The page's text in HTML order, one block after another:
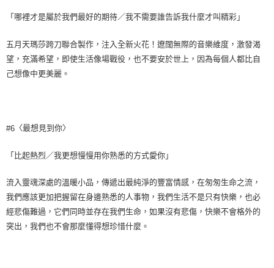
「哪裡才是屬於我們最好的期待／我不需要誰告訴我什麼才叫精彩」
五月天瑪莎跨刀聯合製作，注入全新火花！遼闊無際的音樂維度，激發渴
望，充滿希望，即使生活像場戰役，也不要安於世上，因為每個人都比自
己想像中更美麗。
#6 〈最想見到你〉
「比起熱烈／我更想慢慢用你熟悉的方式愛你」
流入靈魂深處的溫暖小品，傳遞出最純淨的豐富情感，在匆匆生命之流，
我們應該更加把握留在身邊熟悉的人事物，我們生活不是只有快樂，也必
經悲傷難過，它們同時並存在我們生命，如果沒有悲傷，快樂不會格外的
突出，我們也不會那麼懂得想珍惜什麼。